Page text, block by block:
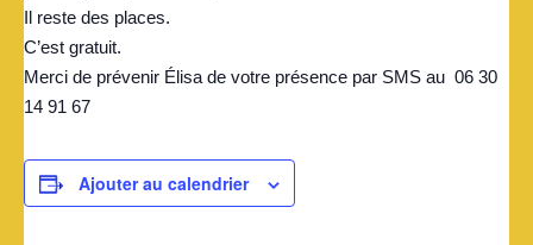
Il reste des places.
C’est gratuit.
Merci de prévenir Élisa de votre présence par SMS au 06 30
14 91 67
Ajouter au calendrier